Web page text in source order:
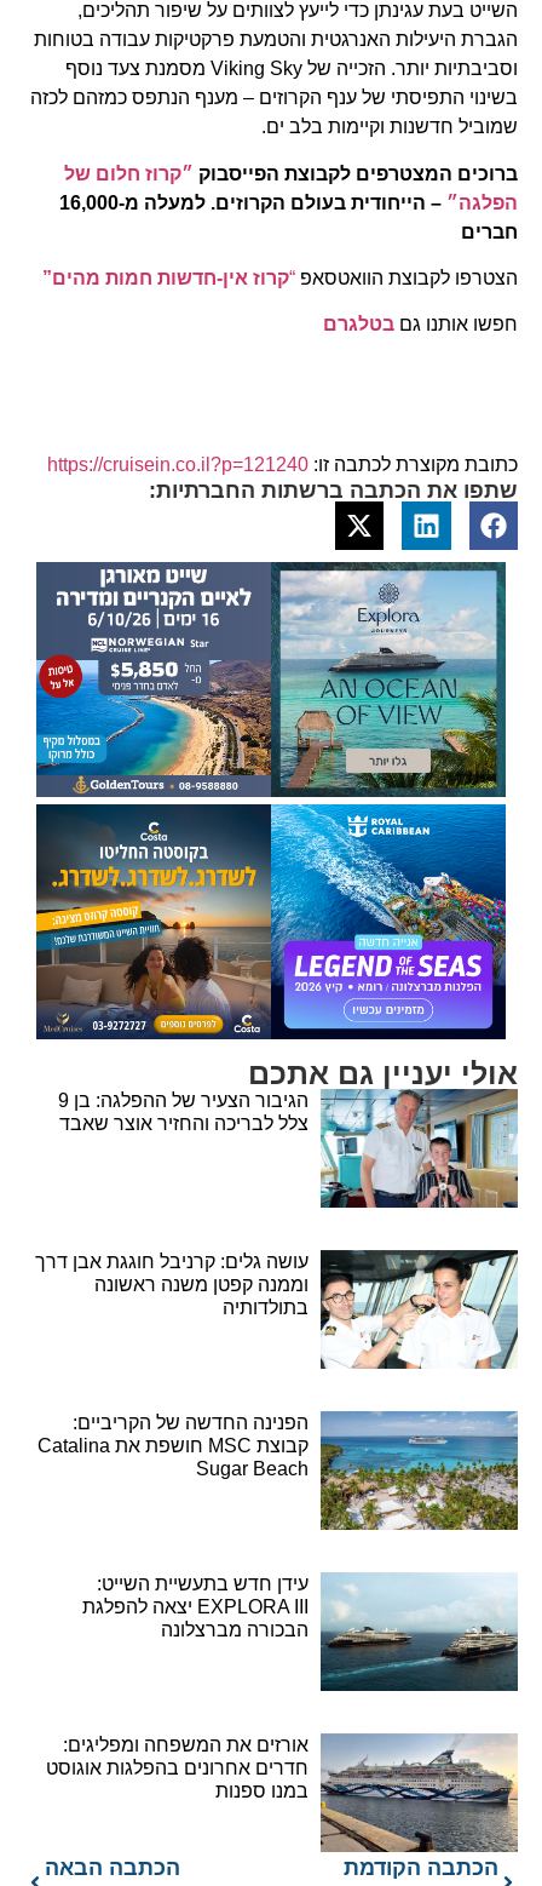
השייט בעת עגינתן כדי לייעץ לצוותים על שיפור תהליכים,
הגברת היעילות האנרגטית והטמעת פרקטיקות עבודה בטוחות
וסביבתיות יותר. הזכייה של Viking Sky מסמנת צעד נוסף
בשינוי התפיסתי של ענף הקרוזים – מענף הנתפס כמזהם לכזה
שמוביל חדשנות וקיימות בלב ים.
ברוכים המצטרפים לקבוצת הפייסבוק ״קרוז חלום של
הפלגה״
– הייחודית בעולם הקרוזים. למעלה מ-16,000
חברים
הצטרפו לקבוצת הוואטסאפ “קרוז אין-חדשות חמות מהים”
חפשו אותנו גם בטלגרם
כתובת מקוצרת לכתבה זו: https://cruisein.co.il?p=121240
שתפו את הכתבה ברשתות החברתיות:
אולי יעניין גם אתכם
הגיבור הצעיר של ההפלגה: בן 9
צלל לבריכה והחזיר אוצר שאבד
עושה גלים: קרניבל חוגגת אבן דרך
וממנה קפטן משנה ראשונה
בתולדותיה
הפנינה החדשה של הקריביים:
קבוצת MSC חושפת את Catalina
Sugar Beach
עידן חדש בתעשיית השייט:
EXPLORA III יצאה להפלגת
הבכורה מברצלונה
אורזים את המשפחה ומפליגים:
חדרים אחרונים בהפלגות אוגוסט
במנו ספנות
הכתבה הקודמת הכתבה הבאה